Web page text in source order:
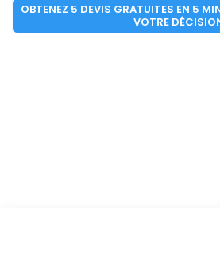
OBTENEZ 5 DEVIS GRATUITES EN 5
VOTRE